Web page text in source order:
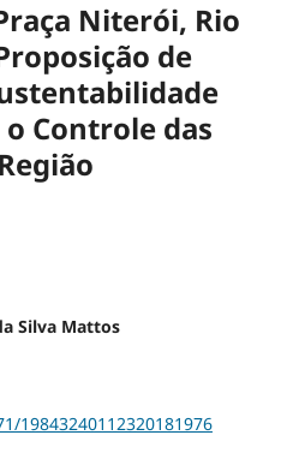
Niterói, Rio
de
Controle das
Silva Mattos
19843240112320181976